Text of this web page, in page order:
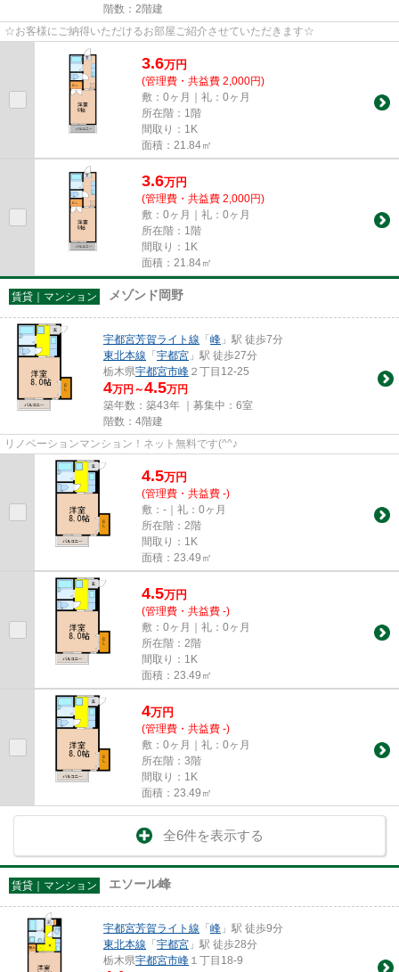
階数：2階建
☆お客様にご納得いただけるお部屋ご紹介させていただきます☆
3.6万円
(管理費・共益費 2,000円)
敷：0ヶ月｜礼：0ヶ月
所在階：1階
間取り：1K
面積：21.84㎡
3.6万円
(管理費・共益費 2,000円)
敷：0ヶ月｜礼：0ヶ月
所在階：1階
間取り：1K
面積：21.84㎡
賃貸｜マンション メゾンド岡野
宇都宮芳賀ライト線 「峰 」駅 徒歩7分
東北本線 「宇都宮 」駅 徒歩27分
栃木県宇都宮市峰 ２丁目12-25
4万円～4.5万円
築年数：築43年 ｜募集中： 6室
階数：4階建
リノベーションマンション！ネット無料です(^^♪
4.5万円
(管理費・共益費 -)
敷：-｜礼：0ヶ月
所在階：2階
間取り：1K
面積：23.49㎡
4.5万円
(管理費・共益費 -)
敷：0ヶ月｜礼：0ヶ月
所在階：2階
間取り：1K
面積：23.49㎡
4万円
(管理費・共益費 -)
敷：0ヶ月｜礼：0ヶ月
所在階：3階
間取り：1K
面積：23.49㎡
全6件を表示する
賃貸｜マンション エソール峰
宇都宮芳賀ライト線 「峰 」駅 徒歩9分
東北本線 「宇都宮 」駅 徒歩28分
栃木県宇都宮市峰 １丁目18-9